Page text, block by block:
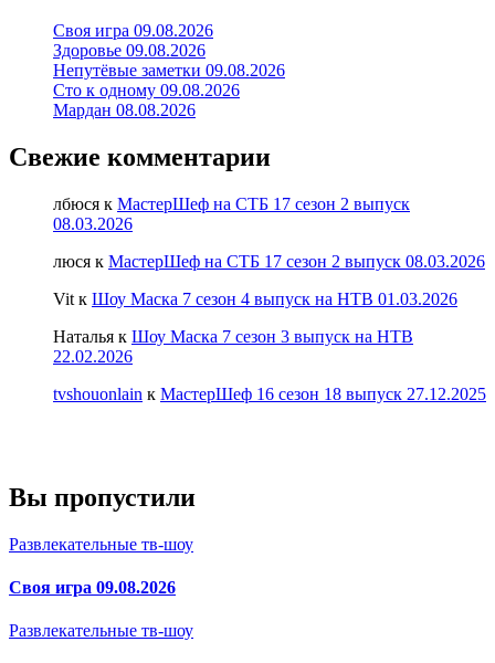
Своя игра 09.08.2026
Здоровье 09.08.2026
Непутёвые заметки 09.08.2026
Сто к одному 09.08.2026
Мардан 08.08.2026
Свежие комментарии
лбюся к МастерШеф на СТБ 17 сезон 2 выпуск
08.03.2026
люся к МастерШеф на СТБ 17 сезон 2 выпуск 08.03.2026
Vit к Шоу Маска 7 сезон 4 выпуск на НТВ 01.03.2026
Наталья к Шоу Маска 7 сезон 3 выпуск на НТВ
22.02.2026
tvshouonlain к МастерШеф 16 сезон 18 выпуск 27.12.2025
Вы пропустили
Развлекательные тв-шоу
Своя игра 09.08.2026
Развлекательные тв-шоу